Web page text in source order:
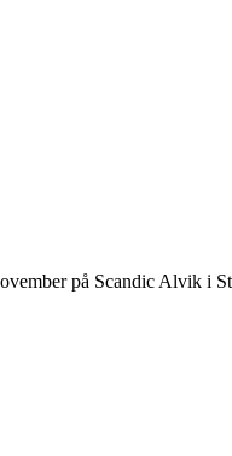
på Scandic Alvik i